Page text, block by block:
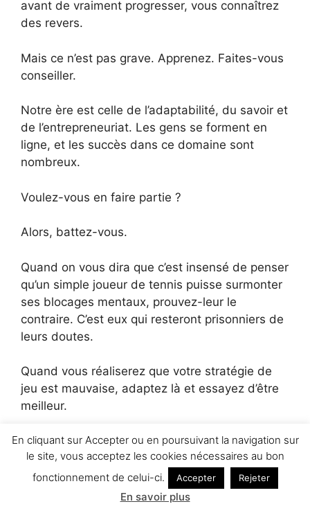
avant de vraiment progresser, vous connaîtrez
des revers.
Mais ce n’est pas grave. Apprenez. Faites-vous
conseiller.
Notre ère est celle de l’adaptabilité, du savoir et
de l’entrepreneuriat. Les gens se forment en
ligne, et les succès dans ce domaine sont
nombreux.
Voulez-vous en faire partie ?
Alors, battez-vous.
Quand on vous dira que c’est insensé de penser
qu’un simple joueur de tennis puisse surmonter
ses blocages mentaux, prouvez-leur le
contraire. C’est eux qui resteront prisonniers de
leurs doutes.
Quand vous réaliserez que votre stratégie de
jeu est mauvaise, adaptez là et essayez d’être
meilleur.
Quand vos performances ne seront pas à la
hauteur, investissez davantage de temps pour
atteindre l’excellence et surprendre vos
En cliquant sur Accepter ou en poursuivant la navigation sur
le site, vous acceptez les cookies nécessaires au bon
fonctionnement de celui-ci.
Accepter Rejeter
En savoir plus